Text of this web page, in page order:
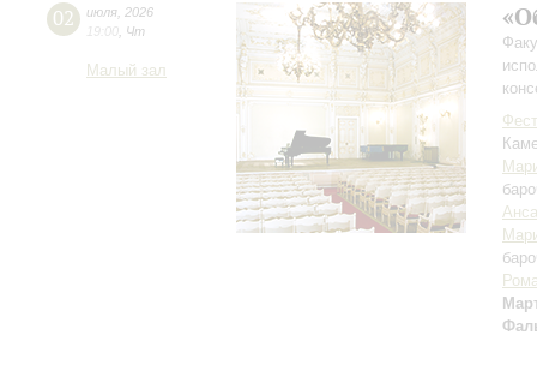
02 июля 2026
19:00 Чт
Малый зал